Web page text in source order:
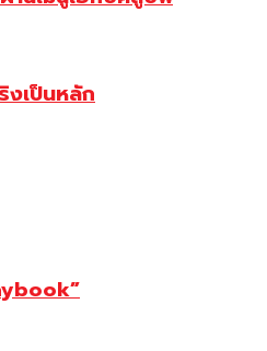
งเป็นหลัก